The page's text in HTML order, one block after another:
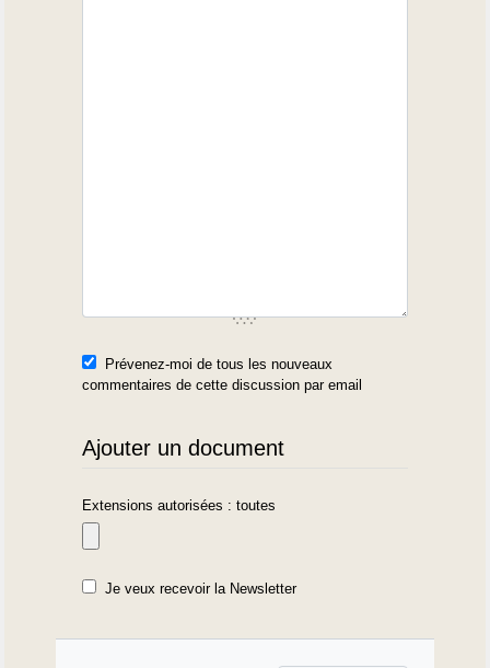
Prévenez-moi de tous les nouveaux
commentaires de cette discussion par email
Ajouter un document
Extensions autorisées : toutes
Je veux recevoir la Newsletter